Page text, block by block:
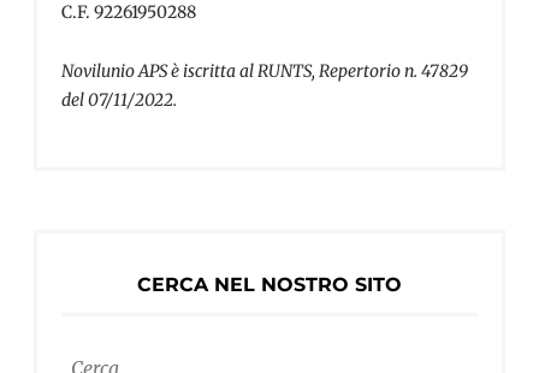
C.F. 92261950288
Novilunio APS è iscritta al RUNTS, Repertorio n. 47829
del 07/11/2022.
CERCA NEL NOSTRO SITO
Ricerca